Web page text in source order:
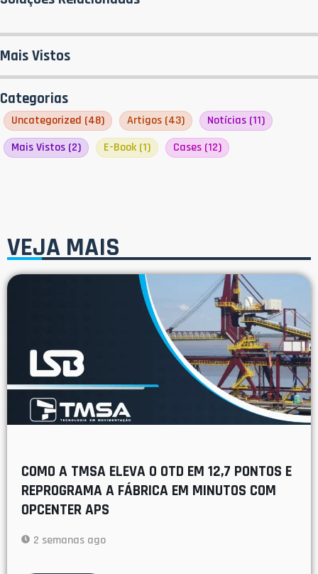
Mais Vistos
Categorias
Uncategorized (48) Artigos (43) Notícias (11)
Mais Vistos (2) E-Book (1) Cases (12)
VEJA MAIS
COMO A TMSA ELEVA O OTD EM 12,7 PONTOS E
REPROGRAMA A FÁBRICA EM MINUTOS COM
OPCENTER APS
2 semanas ago